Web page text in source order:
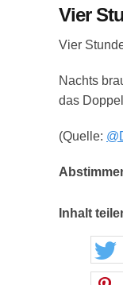
Vier
Vier
Nachts
das
(Quelle:
Inhalt